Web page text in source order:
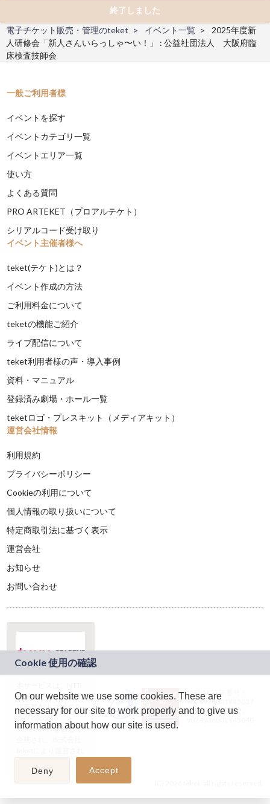
終了しました
電子チケット販売・管理のteket
イベント一覧
2025年度新
人研修会「新人さんいらっしゃ〜い！」 : 公益社団法人 大阪府臨
床検査技師会
一般ご利用者様
イベントを探す
イベントカテゴリ一覧
イベントエリア一覧
使い方
よくある質問
PRO ARTEKET（プロアルテケト）
シリアルコード受け取り
イベント主催者様へ
teket(テケト)とは？
イベント作成の方法
ご利用料金について
teketの機能ご紹介
ライブ配信について
teket利用者様の声・導入事例
資料・マニュアル
登録済み劇場・ホール一覧
teketロゴ・プレスキット（メディアキット）
運営会社情報
利用規約
プライバシーポリシー
Cookieの利用について
個人情報の取り扱いについて
特定商取引法に基づく表示
運営会社
お知らせ
お問い合わせ
ドコモグループの新
規事業創出プログラ
ム「docomo
STARTUP」を通じて
JASRAC許諾番号：
9024936001Y45037
JASRAC許諾番号：
On our website we use some cookies. These are
necessary for our site to work properly and to give us
information about how our site is used.
Deny Accept